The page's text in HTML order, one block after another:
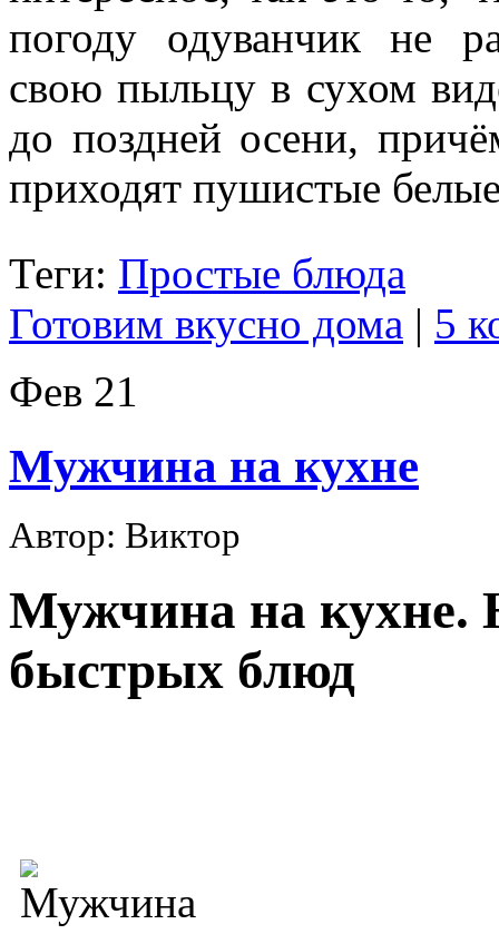
погоду одуванчик не
свою пыльцу в сухом
до поздней осени,
приходят пушистые
Теги: Простые блюда
Готовим вкусно дома | 5
Фев 21
Мужчина на кухне
Автор: Виктор
Мужчина на кухне.
быстрых блюд